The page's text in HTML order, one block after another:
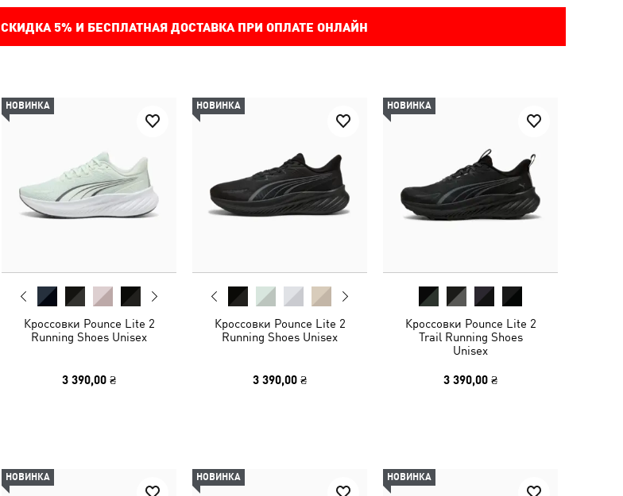
СКИДКА 5% И БЕСПЛАТНАЯ ДОСТАВКА ПРИ ОПЛАТЕ ОНЛАЙН
НОВИНКА
Кроссовки Pounce Lite 2
Running Shoes Unisex
3 390,00 ₴
НОВИНКА
Кроссовки Pounce Lite 2
Running Shoes Unisex
3 390,00 ₴
НОВИНКА
Кроссовки Pounce Lite 2
Trail Running Shoes
Unisex
3 390,00 ₴
НОВИНКА НОВИНКА НОВИНКА